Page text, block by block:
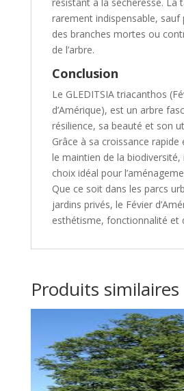
rarement indispensable, sauf
des branches mortes ou
de l’arbre.
Conclusion
Le GLEDITSIA triacanthos
d’Amérique), est un arbre
résilience, sa beauté et son
Grâce à sa croissance
le maintien de la biodiversité,
choix idéal pour
Que ce soit dans les parcs
jardins privés, le Févier
esthétisme, fonctionnalité et
Produits similaires